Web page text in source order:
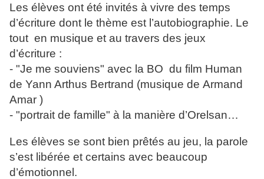
Les élèves ont été invités à vivre des temps
d’écriture dont le thème est l’autobiographie. Le
tout en musique et au travers des jeux
d’écriture :
- "Je me souviens" avec la BO du film Human
de Yann Arthus Bertrand (musique de Armand
Amar )
- "portrait de famille" à la manière d’Orelsan…
Les élèves se sont bien prêtés au jeu, la parole
s’est libérée et certains avec beaucoup
d’émotionnel.